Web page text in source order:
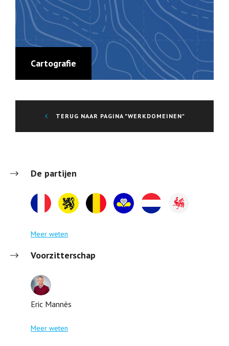
Cartografie
TERUG NAAR PAGINA "WERKDOMEINEN"
De partijen
Meer weten
Voorzitterschap
Eric Mannès
Meer weten